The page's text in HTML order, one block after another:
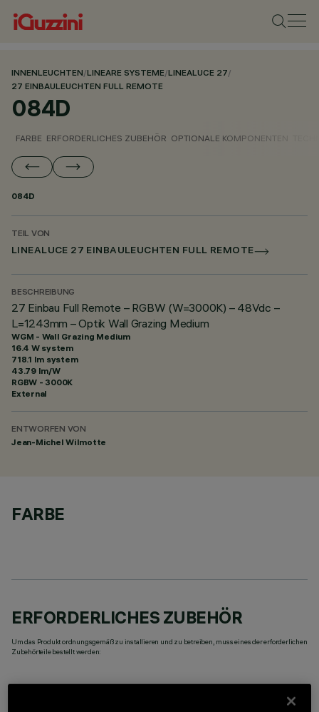
INNENLEUCHTEN/LINEARE SYSTEME/LINEALUCE 27/
27 EINBAULEUCHTEN FULL REMOTE
084D
FARBE ERFORDERLICHES ZUBEHÖR OPTIONALE KOMPONENTEN
084D
TEIL VON
LINEALUCE 27 EINBAULEUCHTEN FULL REMOTE
BESCHREIBUNG
27 Einbau Full Remote – RGBW (W=3000K) – 48Vdc –
L=1243mm – Optik Wall Grazing Medium
WGM - Wall Grazing Medium
16.4 W system
718.1 lm system
43.79 lm/W
RGBW - 3000K
External
ENTWORFEN VON
Jean-Michel Wilmotte
FARBE
ERFORDERLICHES ZUBEHÖR
Um das Produkt ordnungsgemäß zu installieren und zu betreiben, muss eines der erforderlichen
Zubehörteile bestellt werden: